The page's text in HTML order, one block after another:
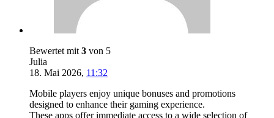
Bewertet mit 3 von 5
Julia
18. Mai 2026, 11:32
Mobile players enjoy unique bonuses and promotions
designed to enhance their gaming experience.
These apps offer immediate access to a wide selection of